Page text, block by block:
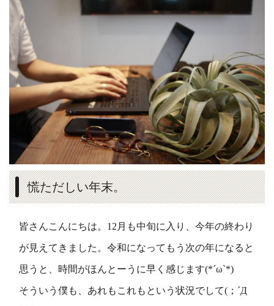
慌ただしい年末。
皆さんこんにちは。12月も中旬に入り、今年の終わり
が見えてきました。令和になってもう次の年になると
思うと、時間がほんとーうに早く感じます(*´ω`*)
そういう僕も、あれもこれもという状況でして(；´Д